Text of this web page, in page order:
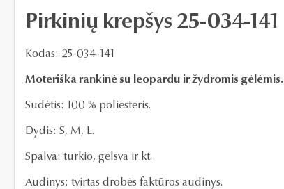
Pirkinių krepšys 25-034-141
Kodas: 25-034-141
Moteriška rankinė su leopardu ir žydromis gėlėmis.
Sudėtis: 100 % poliesteris.
Dydis: S, M, L.
Spalva: turkio, gelsva ir kt.
Audinys: tvirtas drobės faktūros audinys.